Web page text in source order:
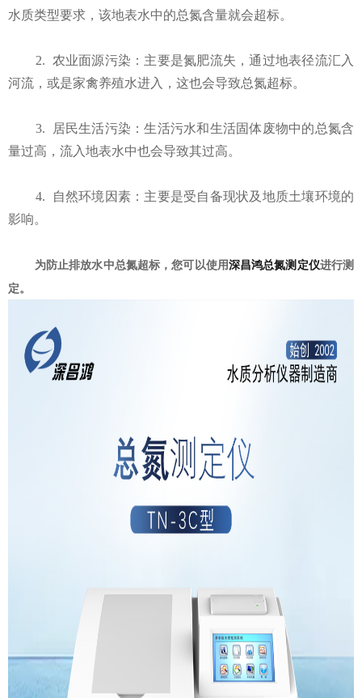
水质类型要求，该地表水中的总氮含量就会超标。
2. 农业面源污染：主要是氮肥流失，通过地表径流汇入
河流，或是家禽养殖水进入，这也会导致总氮超标。
3.
居民生活污染：生活污水和生活固体废物中的总氮含
量过高，流入地表水中也会导致其过高。
4.
自然环境因素：主要是受自备现状及地质土壤环境的
影响。
为防止排放水中总氮超标，您可以使用深昌鸿总氮测定仪进行测
定。